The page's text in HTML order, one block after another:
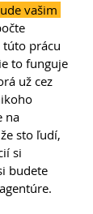
vašim
prácu
to funguje
už cez
na
sto ľudí,
si
budete